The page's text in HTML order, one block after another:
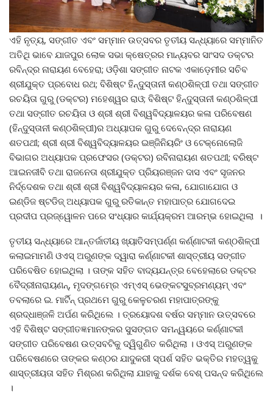
ଏହି ନୃତ୍ୟ, ସଙ୍ଗୀତ ଏବଂ ସମ୍ମାନ ଉତ୍ସବର ତୃତୀୟ ସନ୍ଧ୍ୟାରେ ସମ୍ମାନିତ
ଅତିଥି ଭାବେ ଯାଜପୁର ଲୋକ ସଭା କ୍ଷେତ୍ରର ମାନ୍ୟବର ସାଂସଦ ଡକ୍ଟର
ରବିନ୍ଦ୍ର ନାରାୟଣ ବେହେରା; ଓଡ଼ିଶା ସଙ୍ଗୀତ ନାଟକ ଏକାଡ଼େମୀର ସଚିବ
ଶ୍ରୀଯୁକ୍ତ ପ୍ରବୋଧ ରଥ; ବିଶିଷ୍ଟ ହିନ୍ଦୁସ୍ତାନୀ କଣ୍ଠଶିଳ୍ପୀ ତଥା ସଙ୍ଗୀତ
ରଚୟିତା ଗୁରୁ (ଡକ୍ଟର) ମହେଶ୍ୱର ରାଓ; ବିଶିଷ୍ଟ ହିନ୍ଦୁସ୍ତାନୀ କଣ୍ଠଶିଳ୍ପୀ
ତଥା ସଙ୍ଗୀତ ରଚୟିତା ଓ ଶ୍ରୀ ଶ୍ରୀ ବିଶ୍ୱବିଦ୍ୟାଳୟର କଳା ପରିବେଷଣ
(ହିନ୍ଦୁସ୍ତାନୀ କଣ୍ଠଶିଳ୍ପୀ)ର ଅଧ୍ୟାପକ ଗୁରୁ ଦେବେନ୍ଦ୍ର ନାରାୟଣ
ଶତପଥୀ; ଶ୍ରୀ ଶ୍ରୀ ବିଶ୍ୱବିଦ୍ୟାଳୟର ଇଞ୍ଜିନିୟରିଂ ଓ ଟେକ୍ନୋଲୋଜି
ବିଭାଗର ଅଧ୍ୟାପକ ପ୍ରଫେସର (ଡକ୍ଟର) ରବିନାରାୟଣ ଶତପଥୀ; ବରିଷ୍ଟ
ଆଇନଜୀବି ତଥା ରାଜନେତା ଶ୍ରୀଯୁକ୍ତ ପ୍ରିୟରଞ୍ଜନ ଦାସ ଏବଂ ସୃଜନର
ନିର୍ଦ୍ଦେଶକ ତଥା ଶ୍ରୀ ଶ୍ରୀ ବିଶ୍ୱବିଦ୍ୟାଳୟର କଳା, ଯୋଗାଯୋଗ ଓ
ଇଣ୍ଡିଜ ଷ୍ଟଡିଜ୍ ଅଧ୍ୟାପକ ଗୁରୁ ରତିକାନ୍ତ ମହାପାତ୍ର ଯୋଗଦେଇ
ପ୍ରଦୀପ ପ୍ରଜ୍ୱୋଳନ ପରେ ସଂଧ୍ୟାର କାର୍ଯ୍ୟକ୍ରମ ଆରମ୍ଭ ହୋଇଥିଲା ।
ତୃତୀୟ ସନ୍ଧ୍ୟାରେ ଆନ୍ତର୍ଜାତୀୟ ଖ୍ୟାତିସମ୍ପର୍ଣ୍ଣ କର୍ଣ୍ଣାଟକୀ କଣ୍ଠଶିଳ୍ପୀ
କଲାଇମାମଣି ଓଏସ୍‍ ଅରୁଣଙ୍କ ଦ୍ୱାରା କର୍ଣ୍ଣାଟକୀ ଶାସ୍ତ୍ରୀୟ ସଙ୍ଗୀତ
ପରିବେଷିତ ହୋଇଥିଲା । ତାଙ୍କ ସହିତ ବାଦ୍ୟଯନ୍ତ୍ର ବେହେଲାରେ ଡକ୍ଟର
ବୈଦ୍ରୀନାରାୟଣନ୍‍, ମୃଦଙ୍ଗମ୍‍ରେ ଏମ୍‍ଏସ୍‍ ଭେଙ୍କଟସୁବ୍ରମଣ୍ୟମ୍‍ ଏବଂ
ତବଲାରେ ଇ. ମାର୍ଟିନ୍‍ ପ୍ରଥମେ ଗୁରୁ କେଳୁଚରଣ ମହାପାତ୍ରଙ୍କୁ
ଶ୍ରଦ୍ଧାଞ୍ଜଳି ଅର୍ପଣ କରିଥିଲେ । ତ୍ରୟୋଦଶ ବର୍ଷର ସମ୍ମାନ ଉତ୍ସବରେ
ଏହି ବିଶିଷ୍ଟ ସଙ୍ଗୀତଜ୍ଞମାନଙ୍କର ସୁସଙ୍ଗତ ସମନ୍ୱୟରେ କର୍ଣ୍ଣାଟକୀ
ସଙ୍ଗୀତ ପରିବେଷଣ ଉତ୍ସବଟିକୁ ଦ୍ୱିଗୁଣିତ କରିଥିଲା । ଓଏସ୍‍ ଅରୁଣଙ୍କ
ପରିବେଷଣରେ ତାଙ୍କର କଣ୍ଠର ଯାଦୁକରୀ ସ୍ପର୍ଶ ସହିତ ଭକ୍ତିର ମହତ୍ୱକୁ
ଶାସ୍ତ୍ରୀୟତା ସହିତ ମିଶ୍ରଣ କରିଥିଲା ଯାହାକୁ ଦର୍ଶକ ବେଶ୍‍ ପସନ୍ଦ କରିଥିଲେ
।